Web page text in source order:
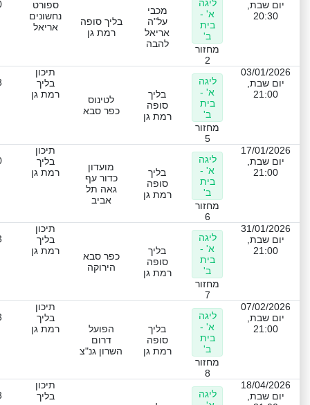
יום שבת,
20:30
ליגה
א' -
בית
ב'
מחזור
2
מכבי
על"ה
אריאל
להבה
בליך סופה
רמת גן
ספורט
נחשונים
אריאל
03/01/2026
יום שבת,
21:00
ליגה
א' -
בית
ב'
מחזור
5
בליך
סופה
רמת גן
לטינוס
כפר סבא
תיכון
בליך
רמת גן
17/01/2026
יום שבת,
21:00
ליגה
א' -
בית
ב'
מחזור
6
בליך
סופה
רמת גן
מועדון
כדור עף
גאה תל
אביב
תיכון
בליך
רמת גן
31/01/2026
יום שבת,
21:00
ליגה
א' -
בית
ב'
מחזור
7
בליך
סופה
רמת גן
כפר סבא
הירוקה
תיכון
בליך
רמת גן
07/02/2026
יום שבת,
21:00
ליגה
א' -
בית
ב'
מחזור
8
בליך
סופה
רמת גן
הפועל
דרום
השרון גנ"צ
תיכון
בליך
רמת גן
18/04/2026
יום שבת,
ליגה
תיכון
בליך